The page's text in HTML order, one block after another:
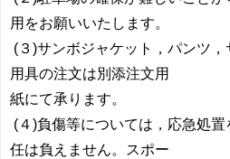
用をお願いいたします。
(３)サンボジャケット，パンツ
用具の注文は別添注文用
紙にて承ります。
(４)負傷等については，応急処
任は負えません。スポー